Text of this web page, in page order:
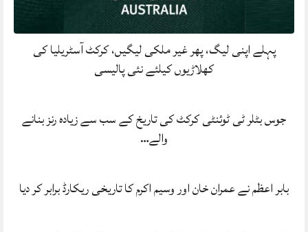
پہلے اپنی لیگ، پھر غیر ملکی لیگیں، کرکٹ آسٹریلیا کی
کھلاڑیوں کیلئے نئی پالیسی
جوس بٹلر ٹی ٹوئنٹی کرکٹ کی تاریخ کے سب سے زیادہ رنز بنانے
والے…
بابر اعظم نے عمران خان اور وسیم اکرم کا تاریخی ریکارڈ برابر کر دیا